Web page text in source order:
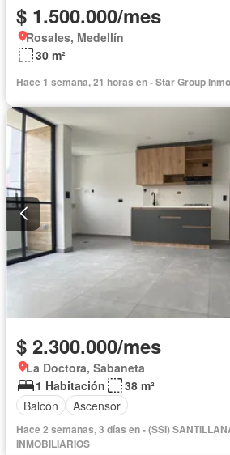
$ 1.500.000/mes
Rosales, Medellín
30 m²
Hace 1 semana, 21 horas en - Star Group
$ 2.300.000/mes
La Doctora, Sabaneta
1 Habitación
38 m²
Balcón
Ascensor
Hace 2 semanas, 3 días en - (SSI)
INMOBILIARIOS